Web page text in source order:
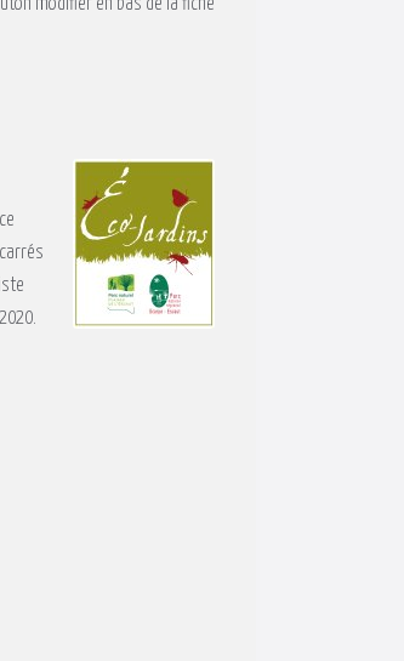
modifier en bas de la fiche